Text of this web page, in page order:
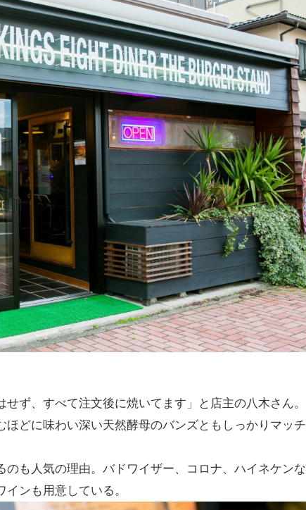
ず、すべて注文後に焼いてます」と店主の八木さん。
どに味わい深い天然酵母のバンズともしっかりマッチ
のも人気の理由。バドワイザー、コロナ、ハイネケンな
ンも用意している。